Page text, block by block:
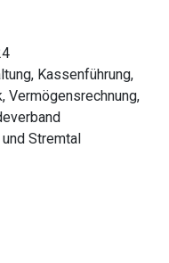
Kassenführung,
Vermögensrechnung,
Stremtal